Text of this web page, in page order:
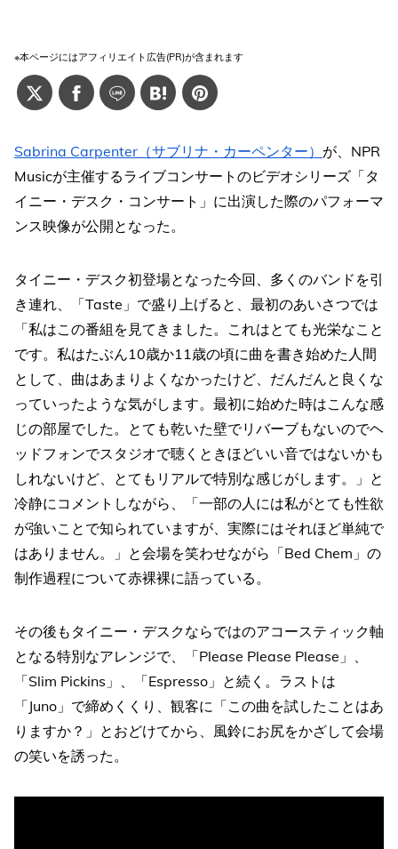
※本ページにはアフィリエイト広告(PR)が含まれます
Sabrina Carpenter（サブリナ・カーペンター） が、NPR
Musicが主催するライブコンサートのビデオシリーズ「タ
イニー・デスク・コンサート」に出演した際のパフォーマ
ンス映像が公開となった。
タイニー・デスク初登場となった今回、多くのバンドを引
き連れ、「Taste」で盛り上げると、最初のあいさつでは
「私はこの番組を見てきました。これはとても光栄なこと
です。私はたぶん10歳か11歳の頃に曲を書き始めた人間
として、曲はあまりよくなかったけど、だんだんと良くな
っていったような気がします。最初に始めた時はこんな感
じの部屋でした。とても乾いた壁でリバーブもないのでヘ
ッドフォンでスタジオで聴くときほどいい音ではないかも
しれないけど、とてもリアルで特別な感じがします。」と
冷静にコメントしながら、「一部の人には私がとても性欲
が強いことで知られていますが、実際にはそれほど単純で
はありません。」と会場を笑わせながら「Bed Chem」の
制作過程について赤裸裸に語っている。
その後もタイニー・デスクならではのアコースティック軸
となる特別なアレンジで、「Please Please Please」、
「Slim Pickins」、「Espresso」と続く。ラストは
「Juno」で締めくくり、観客に「この曲を試したことはあ
りますか？」とおどけてから、風鈴にお尻をかざして会場
の笑いを誘った。